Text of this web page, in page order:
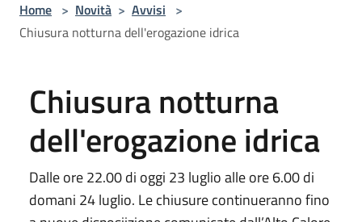
Home > Novità > Avvisi >
Chiusura notturna dell'erogazione idrica
Chiusura notturna
dell'erogazione idrica
Dalle ore 22.00 di oggi 23 luglio alle ore 6.00 di
domani 24 luglio. Le chiusure continueranno fino